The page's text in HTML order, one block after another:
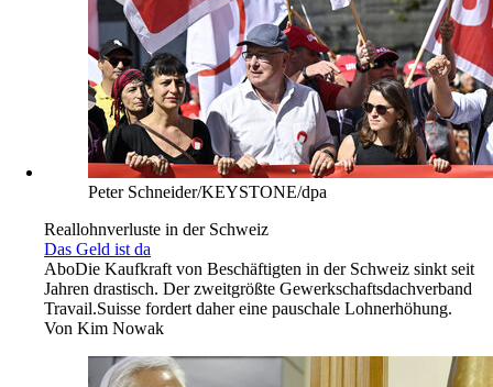
Peter Schneider/KEYSTONE/dpa
Reallohnverluste in der Schweiz
Das Geld ist da
AboDie Kaufkraft von Beschäftigten in der Schweiz sinkt seit
Jahren drastisch. Der zweitgrößte Gewerkschaftsdachverband
Travail.Suisse fordert daher eine pauschale Lohnerhöhung.
Von Kim Nowak